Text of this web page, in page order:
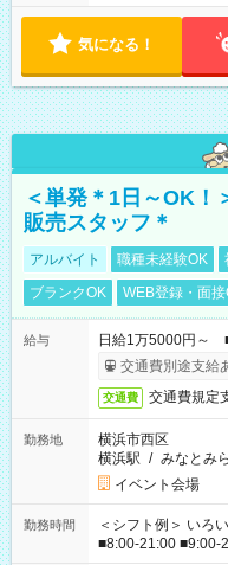
気になる！
＜単発＊1日～OK！
販売スタッフ＊
アルバイト 職種未経験OK
ブランクOK
WEB登録・面
給与
日給1万5000円～
交通費別途支給
交通費 交通費規定
勤務地
横浜市西区
横浜駅 / みなとみ
イベント会場
勤務時間
＜シフト例＞ いろ
■8:00-21:00